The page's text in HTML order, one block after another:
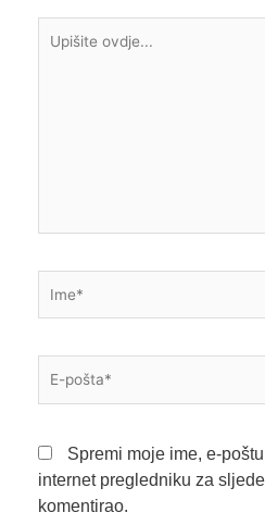
ovdje...
pošta*
Spremi moje ime, e-
internet pregledniku za
komentirao.